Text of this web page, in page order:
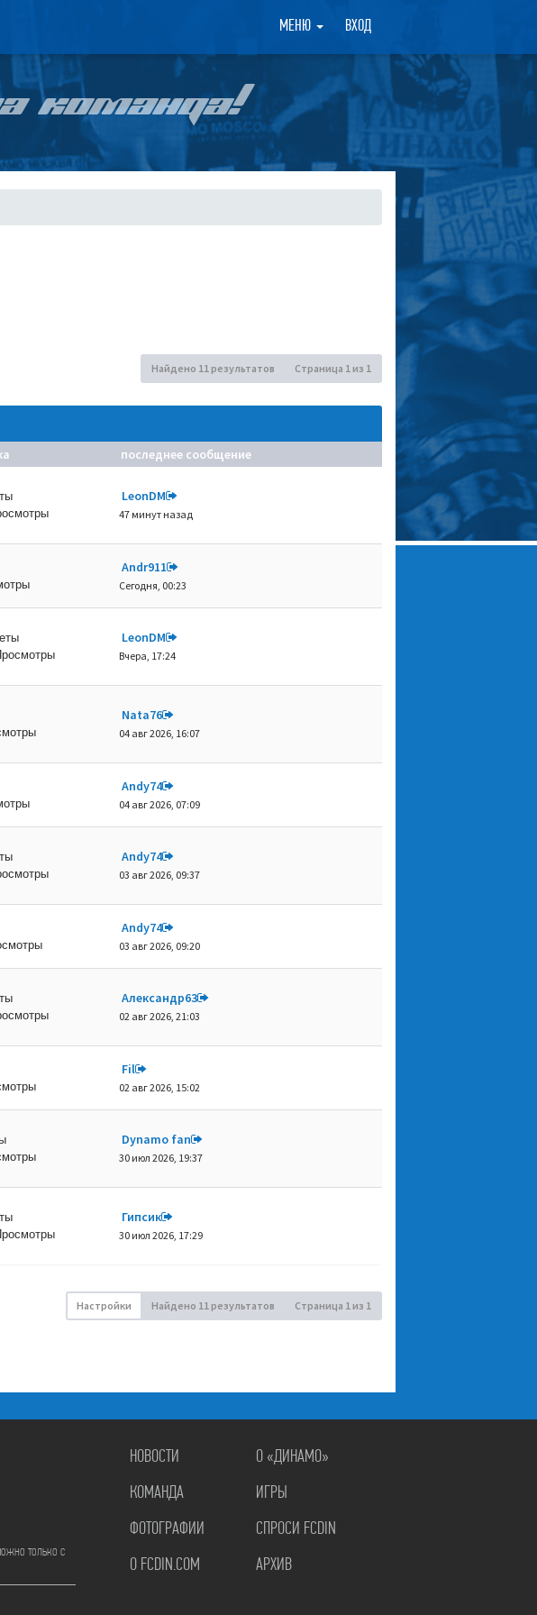
МЕНЮ ВХОД ×
КОМАНДА!
Найдено 11 результатов Страница 1из 1
последнее сообщение
LeonDM
47 минут назад
Andr911
Сегодня, 00:23
LeonDM
Вчера, 17:24
Nata76
04 авг 2026, 16:07
Andy74
04 авг 2026, 07:09
Andy74
03 авг 2026, 09:37
Andy74
03 авг 2026, 09:20
Александр63
02 авг 2026, 21:03
Fil
02 авг 2026, 15:02
Dynamo fan
30 июл 2026, 19:37
Гипсик
30 июл 2026, 17:29
Настройки Найдено 11 результатов Страница 1из 1
только с
НОВОСТИ
О «ДИНАМО»
КОМАНДА
ИГРЫ
ФОТОГРАФИИ
СПРОСИ FCDIN
О FCDIN.COM
АРХИВ